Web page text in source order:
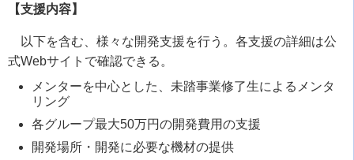
【支援内容】
以下を含む、様々な開発支援を行う。各支援の詳細は公
式Webサイトで確認できる。
メンターを中心とした、未踏事業修了生によるメンタ
リング
各グループ最大50万円の開発費用の支援
開発場所・開発に必要な機材の提供